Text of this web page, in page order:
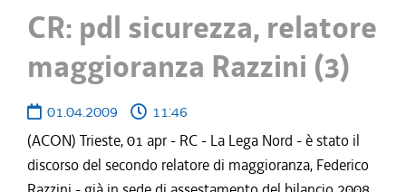
CR: pdl sicurezza, relatore
maggioranza Razzini (3)
01.04.2009
11:46
(ACON) Trieste, 01 apr - RC - La Lega Nord - è stato il
discorso del secondo relatore di maggioranza, Federico